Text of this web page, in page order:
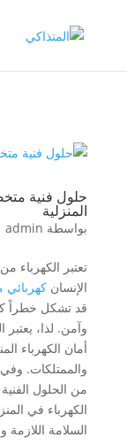
حلول فنية
المنزلية
بواسطة admin
تعتبر الكهرباء
الإنسان كهربائي
قد تشكل خطراً
وآمن. لذا،
أمان الكهرباء
والممتلكات.
من الحلول
الكهرباء في
السلامة